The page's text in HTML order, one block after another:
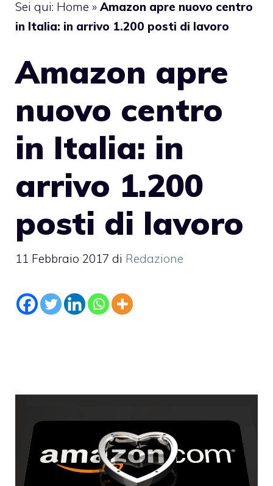
Sei qui: Home » Amazon apre nuovo centro
in Italia: in arrivo 1.200 posti di lavoro
Amazon apre
nuovo centro
in Italia: in
arrivo 1.200
posti di lavoro
11 Febbraio 2017 di Redazione